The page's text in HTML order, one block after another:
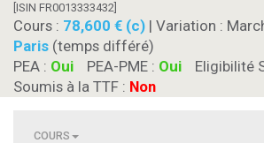
[ISIN FR0013333432]
Cours : 78,600 € (c) | Variation :
Paris (temps différé)
PEA : Oui PEA-PME : Oui Eligibilité
Soumis à la TTF : Non
COURS